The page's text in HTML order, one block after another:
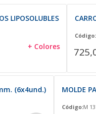
LIPOSOLUBLES
+ Colores
Código:
(6x4und.) MOLDE
Código:M